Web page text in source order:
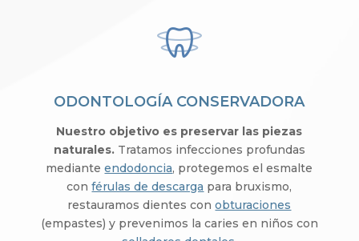
ODONTOLOGÍA CONSERVADORA
Nuestro objetivo es preservar las piezas
naturales.Tratamos infecciones profundas
medianteendodoncia, protegemos el esmalte
conférulas de descarga para bruxismo,
restauramos dientes conobturaciones
(empastes) y prevenimos la caries en niños con